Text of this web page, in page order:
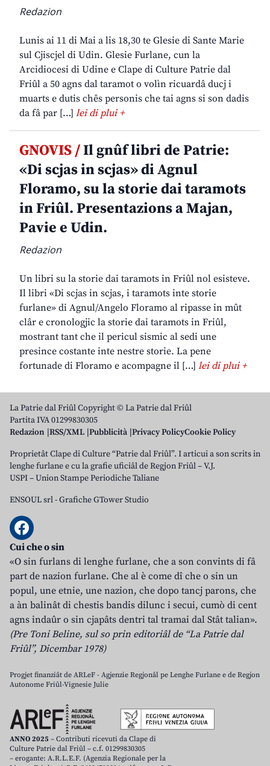
Redazion
Lunis ai 11 di Mai a lis 18,30 te Glesie di Sante Marie
sul Cjiscjel di Udin. Glesie Furlane, cun la
Arcidiocesi di Udine e Clape di Culture Patrie dal
Friûl a 50 agns dal taramot o volìn ricuardâ ducj i
muarts e dutis chês personis che tai agns si son dadis
da fâ par […] lei di plui +
GNOVIS /Il gnûf libri de Patrie:
«Di scjas in scjas» di Agnul
Floramo, su la storie dai taramots
in Friûl. Presentazions a Majan,
Pavie e Udin.
Redazion
Un libri su la storie dai taramots in Friûl nol esisteve.
Il libri «Di scjas in scjas, i taramots inte storie
furlane» di Agnul/Angelo Floramo al ripasse in mût
clâr e cronologjic la storie dai taramots in Friûl,
mostrant tant che il pericul sismic al sedi une
presince costante inte nestre storie. La pene
fortunade di Floramo e acompagne il […] lei di plui +
La Patrie dal Friûl Copyright © La Patrie dal Friûl
Partita IVA 01299830305
Redazion RSS/XML Pubblicità Privacy PolicyCookie Policy
Proprietât Clape di Culture “Patrie dal Friûl”. I articui a son scrits in
lenghe furlane e cu la grafie uficiâl de Regjon Friûl – V.J.
USPI – Union Stampe Periodiche Taliane
ENSOUL srl-Grafiche GTower Studio
Cui che o sin
«O sin furlans di lenghe furlane, che a son convints di fâ
part de nazion furlane. Che al è come dî che o sin un
popul, une etnie, une nazion, che dopo tancj parons, che
a àn balinât di chestis bandis dilunc i secui, cumò di cent
agns indaûr o sin cjapâts dentri tal tramai dal Stât talian».
(Pre Toni Beline, sul so prin editoriâl de “La Patrie dal
Friûl”, Dicembar 1978)
Progjet finanziât de ARLeF - Agjenzie Regjonâl pe Lenghe Furlane e de Regjon
Autonome Friûl-Vignesie Julie
ANNO 2025 – Contributi ricevuti da Clape di
Culture Patrie dal Friûl – c.f. 01299830305
– erogante: A.R.L.E.F. (Agenzia Regionale per la